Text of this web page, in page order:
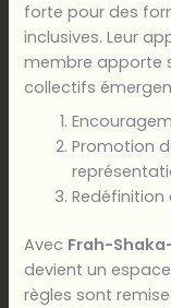
forte pour des
inclusives. Leur
membre apporte
collectifs
Promotion
Avec Frah-
devient un
règles sont